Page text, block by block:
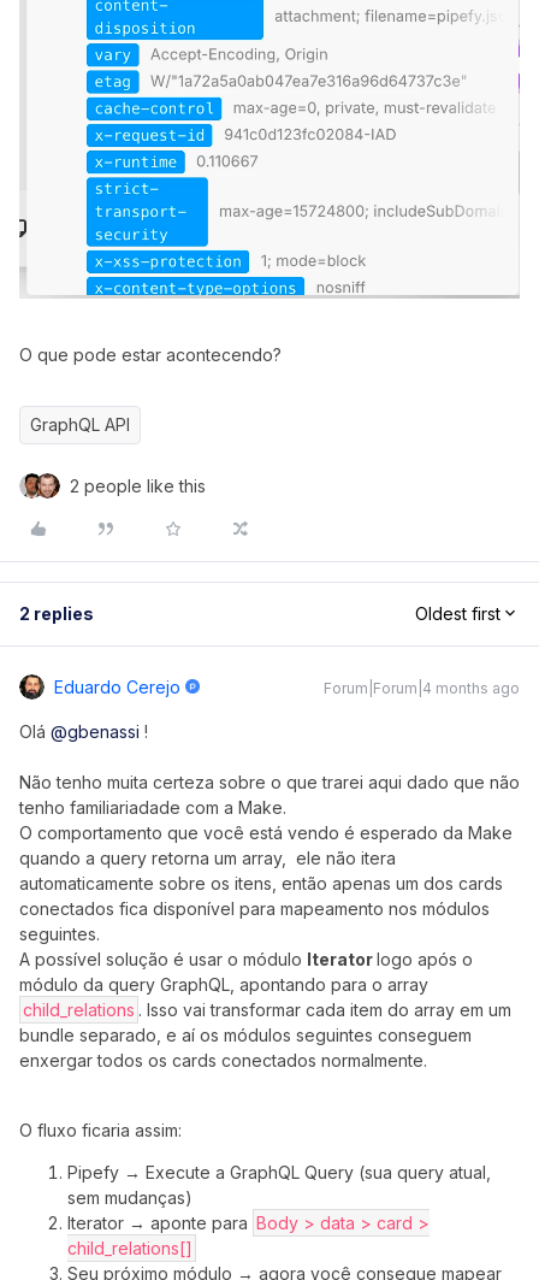
O que pode estar acontecendo?
GraphQL API
2 people like this
2 replies Oldest first
Eduardo Cerejo Forum|Forum|4 months ago
Olá ​ @gbenassi !
Não tenho muita certeza sobre o que trarei aqui dado que não
tenho familiariadade com a Make.
O comportamento que você está vendo é esperado da Make
quando a query retorna um array, ele não itera
automaticamente sobre os itens, então apenas um dos cards
conectados fica disponível para mapeamento nos módulos
seguintes.
A possível solução é usar o módulo Iteratorlogo após o
módulo da query GraphQL, apontando para o array
child_relations . Isso vai transformar cada item do array em um
bundle separado, e aí os módulos seguintes conseguem
enxergar todos os cards conectados normalmente.
O fluxo ficaria assim:
Pipefy → Execute a GraphQL Query (sua query atual,
sem mudanças)
Iterator → aponte para Body > data > card >
child_relations[]
Seu próximo módulo → agora você consegue mapear